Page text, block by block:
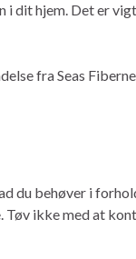
dit hjem. Det er
fra Seas
du behøver i
ikke med at